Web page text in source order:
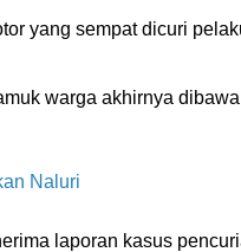
yang sempat dicuri
warga akhirnya
Naluri
laporan kasus